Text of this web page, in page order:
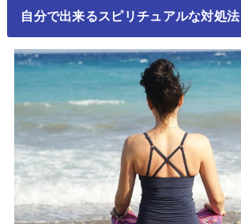
自分で出来るスピリチュアルな対処法